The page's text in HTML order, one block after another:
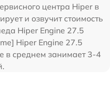
центра Hiper в
и озвучит стоимость
Hiper Engine 27.5
Hiper Engine 27.5
в среднем занимает 3-4